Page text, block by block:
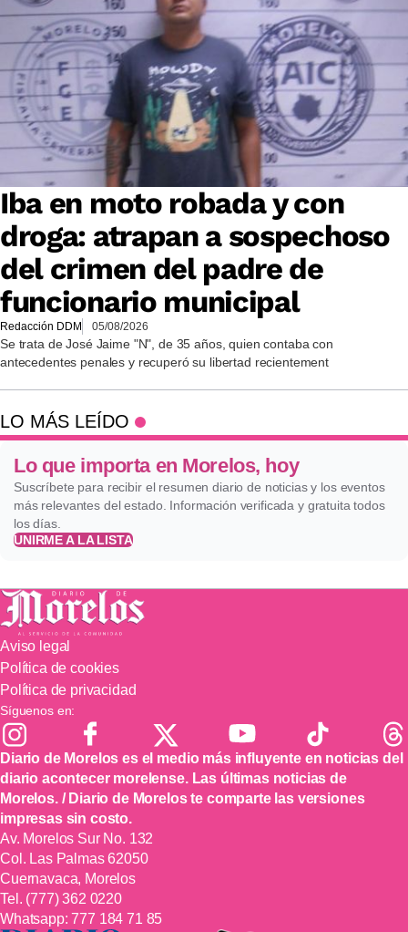
Iba en moto robada y con
droga: atrapan a sospechoso
del crimen del padre de
funcionario municipal
Redacción DDM 05/08/2026
Se trata de José Jaime "N", de 35 años, quien contaba con
antecedentes penales y recuperó su libertad recientement
LO MÁS LEÍDO
Lo que importa en Morelos, hoy
Suscríbete para recibir el resumen diario de noticias y los eventos
más relevantes del estado. Información verificada y gratuita todos
los días.
UNIRME A LA LISTA
Aviso legal
Política de cookies
Política de privacidad
Síguenos en:
Diario de Morelos es el medio más influyente en noticias del
diario acontecer morelense. Las últimas noticias de
Morelos. / Diario de Morelos te comparte las versiones
impresas sin costo.
Av. Morelos Sur No. 132
Col. Las Palmas 62050
Cuernavaca, Morelos
Tel. (777) 362 0220
Whatsapp:777 184 71 85